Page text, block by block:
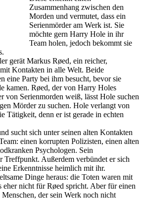
Zusammenhang zwischen den
Morden und vermutet, dass ein
Serienmörder am Werk ist. Sie
möchte gern Harry Hole in ihr
Team holen, jedoch bekommt sie
gerät Markus Røed, ein reicher,
Kontakten in alle Welt. Beide
eine Party bei ihm besucht, bevor sie
kamen. Røed, der von Harry Holes
von Serienmorden weiß, lässt Hole suchen
Mörder zu suchen. Hole verlangt von
Tätigkeit, denn er ist gerade in echten
sucht sich unter seinen alten Kontakten
einen korrupten Polizisten, einen alten
Psychologen. Sein
Außerdem verbündet er sich
Erkenntnisse heimlich mit ihr.
Dinge heraus: die Toten waren mit
eher nicht für Røed spricht. Aber für einen
der sein Werk noch nicht